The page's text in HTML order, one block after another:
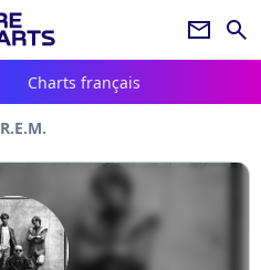
newsletter search
Charts français
R.E.M.